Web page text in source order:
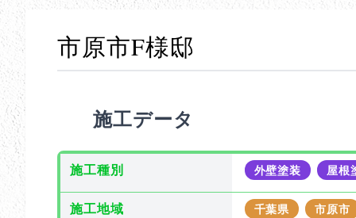
市原市F様邸
施工データ
施工種別 外壁塗装 屋根
施工地域 千葉県 市原市